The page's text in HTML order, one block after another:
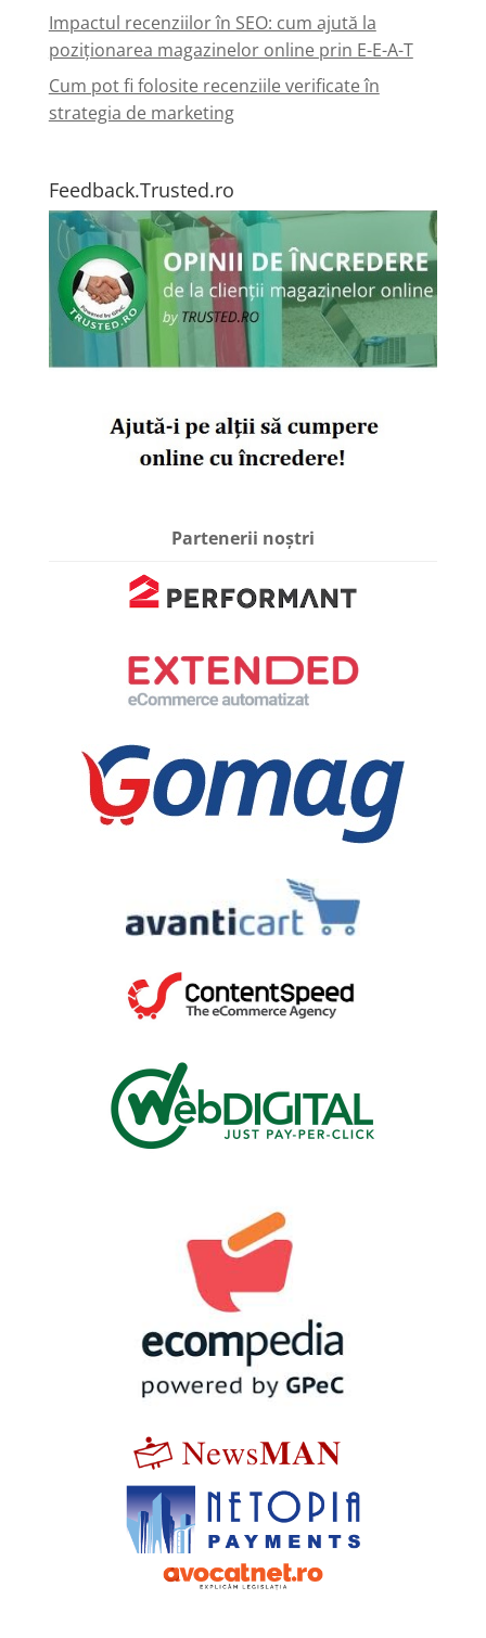
Impactul recenziilor în SEO: cum ajută la
poziționarea magazinelor online prin E-E-A-T
Cum pot fi folosite recenziile verificate în
strategia de marketing
Feedback.Trusted.ro
Partenerii noștri